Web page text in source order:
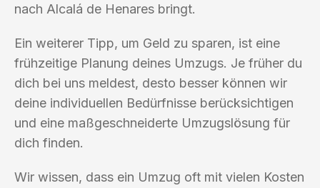
nach Alcalá de Henares bringt.
Ein weiterer Tipp, um Geld zu sparen, ist eine
frühzeitige Planung deines Umzugs. Je früher du
dich bei uns meldest, desto besser können wir
deine individuellen Bedürfnisse berücksichtigen
und eine maßgeschneiderte Umzugslösung für
dich finden.
Wir wissen, dass ein Umzug oft mit vielen Kosten